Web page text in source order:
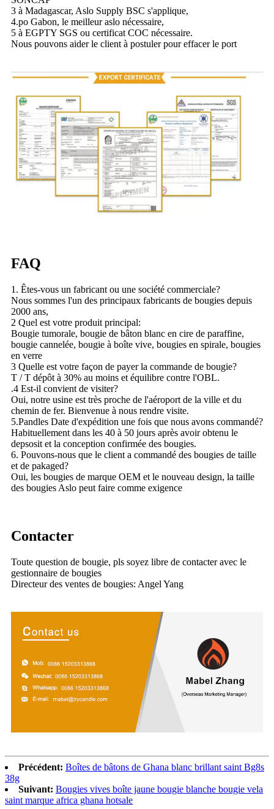
3 à Madagascar, Aslo Supply BSC s'applique,
4.po Gabon, le meilleur aslo nécessaire,
5 à EGPTY SGS ou certificat COC nécessaire.
Nous pouvons aider le client à postuler pour effacer le port
FAQ
1. Êtes-vous un fabricant ou une société commerciale?
Nous sommes l'un des principaux fabricants de bougies depuis
2000 ans,
2 Quel est votre produit principal:
Bougie tumorale, bougie de bâton blanc en cire de paraffine,
bougie cannelée, bougie à boîte vive, bougies en spirale, bougies
en verre
3 Quelle est votre façon de payer la commande de bougie?
T / T dépôt à 30% au moins et équilibre contre l'OBL.
.4 Est-il convient de visiter?
Oui, notre usine est très proche de l'aéroport de la ville et du
chemin de fer. Bienvenue à nous rendre visite.
5.Pandles Date d'expédition une fois que nous avons commandé?
Habituellement dans les 40 à 50 jours après avoir obtenu le
depsosit et la conception confirmée des bougies.
6. Pouvons-nous que le client a commandé des bougies de taille
et de pakaged?
Oui, les bougies de marque OEM et le nouveau design, la taille
des bougies Aslo peut faire comme exigence
Contacter
Toute question de bougie, pls soyez libre de contacter avec le
gestionnaire de bougies
Directeur des ventes de bougies: Angel Yang
Précédent: Boîtes de bâtons de Ghana blanc brillant saint Bg8s
38g
Suivant: Bougies vives boîte jaune bougie blanche bougie vela
saint marque africa ghana hotsale